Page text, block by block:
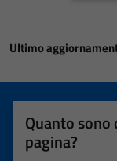
Ultimo
Quanto
pagina?